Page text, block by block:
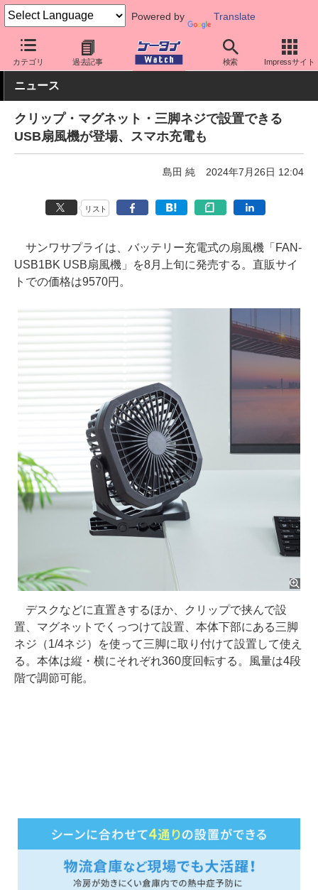
Powered by Translate
カテゴリ 過去記事 検索 Impressサイト
ケータイ Watch 周辺機器/アクセサリー その他
ニュース
クリップ・マグネット・三脚ネジで設置できる
USB扇風機が登場、スマホ充電も
島田 純 2024年7月26日 12:04
リスト
サンワサプライは、バッテリー充電式の扇風機「FAN-
USB1BK USB扇風機」を8月上旬に発売する。直販サイ
トでの価格は9570円。
デスクなどに直置きするほか、クリップで挟んで設
置、マグネットでくっつけて設置、本体下部にある三脚
ネジ（1/4ネジ）を使って三脚に取り付けて設置して使え
る。本体は縦・横にそれぞれ360度回転する。風量は4段
階で調節可能。